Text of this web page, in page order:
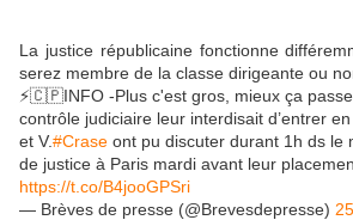
La justice républicaine fonctionne
serez membre de la classe dirigeante ou
⚡🇨🇵INFO -Plus c'est gros, mieux ça
contrôle judiciaire leur interdisait d’entrer en
et V.#Crase ont pu discuter durant 1h ds le
de justice à Paris mardi avant leur
https://t.co/B4jooGPSri
— Brèves de presse (@Brevesdepresse)